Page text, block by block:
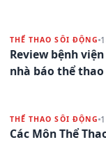
THỂ THAO SÔI ĐỘNG
Review bệnh
nhà báo thể thao
THỂ THAO SÔI ĐỘNG
Các Môn Thể